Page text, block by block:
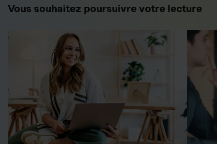
Vous souhaitez poursuivre votre lecture